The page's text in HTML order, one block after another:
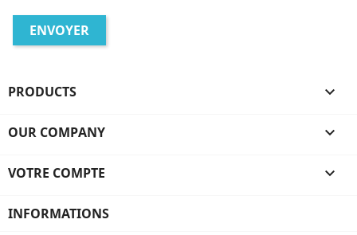
PRODUCTS 
OUR COMPANY 
VOTRE COMPTE 
INFORMATIONS